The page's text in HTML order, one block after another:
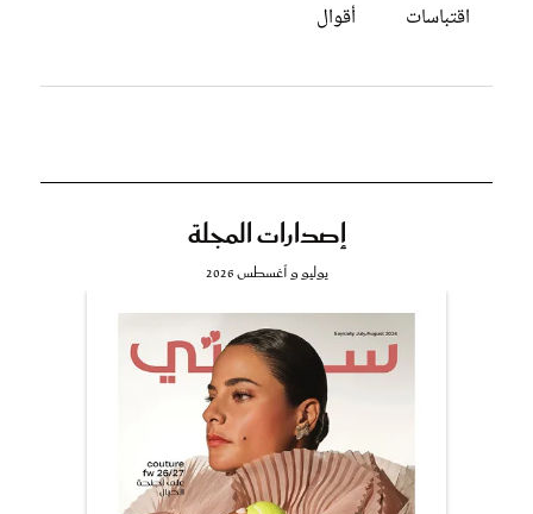
اقتباسات
أقوال
إصدارات المجلة
يوليو و أغسطس 2026